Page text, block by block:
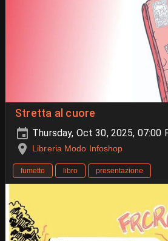
Stretta al cuore
Thursday, Oct 30, 2025, 07:00
Libreria Modo Infoshop
fumetto libro presentazione